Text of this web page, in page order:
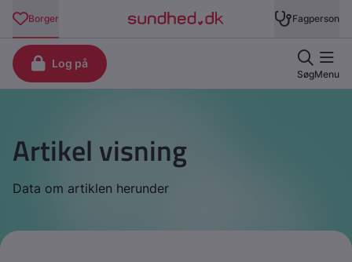
Artikel visning
Data om artiklen herunder